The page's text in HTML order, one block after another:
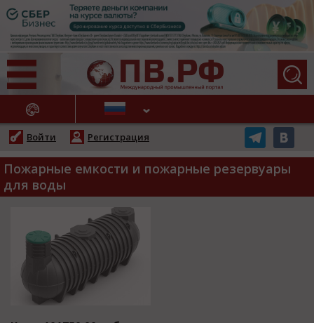
НОВОСТИ
Войти Регистрация
Пожарные емкости и пожарные резервуары
для воды